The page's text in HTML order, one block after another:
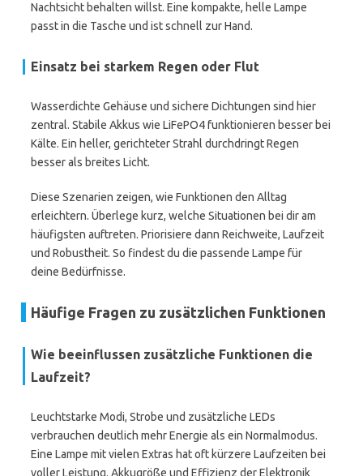
Nachtsicht behalten willst. Eine kompakte, helle Lampe
passt in die Tasche und ist schnell zur Hand.
Einsatz bei starkem Regen oder Flut
Wasserdichte Gehäuse und sichere Dichtungen sind hier
zentral. Stabile Akkus wie LiFePO4 funktionieren besser bei
Kälte. Ein heller, gerichteter Strahl durchdringt Regen
besser als breites Licht.
Diese Szenarien zeigen, wie Funktionen den Alltag
erleichtern. Überlege kurz, welche Situationen bei dir am
häufigsten auftreten. Priorisiere dann Reichweite, Laufzeit
und Robustheit. So findest du die passende Lampe für
deine Bedürfnisse.
Häufige Fragen zu zusätzlichen Funktionen
Wie beeinflussen zusätzliche Funktionen die
Laufzeit?
Leuchtstarke Modi, Strobe und zusätzliche LEDs
verbrauchen deutlich mehr Energie als ein Normalmodus.
Eine Lampe mit vielen Extras hat oft kürzere Laufzeiten bei
voller Leistung. Akkugröße und Effizienz der Elektronik